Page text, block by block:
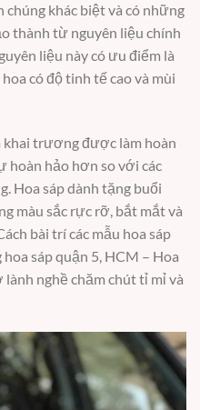
chúng khác biệt và có những
thành từ nguyên liệu chính
liệu này có ưu điểm là
có độ tinh tế cao và mùi
khai trương được làm hoàn
hoàn hảo hơn so với các
Hoa sáp dành tặng buổi
màu sắc rực rỡ, bắt mắt và
bài trí các mẫu hoa sáp
sáp quận 5, HCM – Hoa
nghề chăm chút tỉ mỉ và